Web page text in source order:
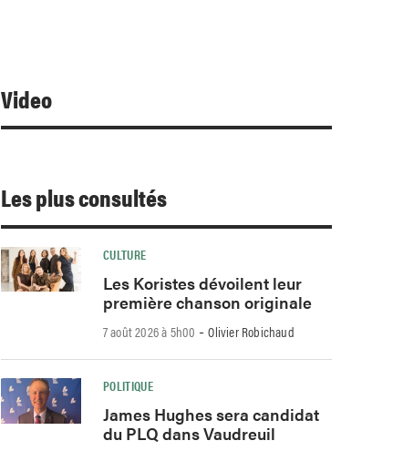
Video
Les plus consultés
CULTURE
Les Koristes dévoilent leur
première chanson originale
7 août 2026 à 5h00 -Olivier Robichaud
POLITIQUE
James Hughes sera candidat
du PLQ dans Vaudreuil